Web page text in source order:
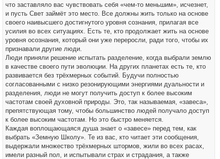
что заставляло вас чувствовать себя «чем-то меньшим», исчезнет,
и пусть Свет займёт это место. Все должны жить только на основе
своего наивысшего достигнутого уровня сознания, прилагая все
усилия во всех ситуациях. Есть те, кто продолжает жить на основе
уровня осознания, который они уже переросли, ради того, чтобы их
признавали другие люди.
Люди приняли решение испытать разделение, когда выбрали землю
в качестве своего пути эволюции. На других планетах есть те, кто
развивается без трёхмерных событий. Будучи полностью
согласованными с низко резонирующими энергиями дуальности и
разделения, люди не могут получить доступ к более высоким
частотам своей духовной природы. Это, так называемая, «завеса»,
препятствующая тому, чтобы большинство людей получало доступ
к более высоким частотам. Но это быстро меняется.
Каждая воплощающаяся душа знает о «завесе» перед тем, как
выбрать «Земную Школу». Те из вас, кто читает эти сообщения,
выдержали множество трёхмерных штормов, жили во всех расах,
имели разный пол, и испытывали страх и страдания, а также